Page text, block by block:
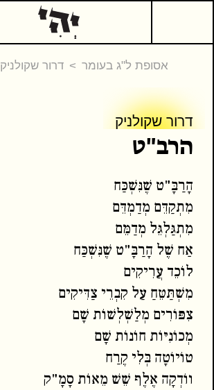
אסופת ל"ג בעומר דרור שקולניק
דרור שקולניק
דרור שקולניק
המשך קריאה
הרב"ט
הָרַבָּ"ט שֶׁנִּשְׁכַּח
מִתְקַדֵּם מְדַמְדֵּם
מִתְגַּלְגֵּל מְדַמֵּם
אַח שֶׁל הָרַבָּ"ט שֶׁנִּשְׁכַּח
לוֹכֵד עֲרִיקִים
מִשְׁתַּטֵּחַ עַל קִבְרֵי צַדִּיקִים
צִפּוֹרִים מְלַשְׁלְשׁוֹת שָׁם
מְכוֹנִיּוֹת חוֹנוֹת שָׁם
טוֹיוֹטָה בְּלִי קֶרַח
ווֹדְקָה אֶלֶף שֵׁשׁ מֵאוֹת סָמָ"ק